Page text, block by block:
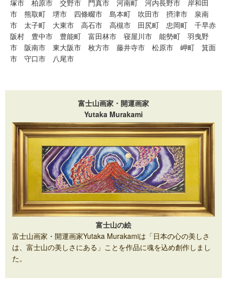
塚市
柏原市 交野市 門真市 河南町 河内長野市
岸和田
市
熊取町 堺市 四條畷市 島本町 吹田市 摂津市
泉南
市
太子町 大東市 高石市 高槻市 田尻町 忠岡町
千早赤
阪村
豊中市 豊能町 富田林市 寝屋川市 能勢町
羽曳野
市
阪南市 東大阪市 枚方市 藤井寺市 松原市 岬町
箕面
市
守口市 八尾市
富士山画家・開運画家
Yutaka Murakami
富士山の絵
富士山画家・開運画家Yutaka Murakamiは「日本の心の美しさ
は、富士山の美しさにある」ことを作品に魂を込め創作しまし
た。